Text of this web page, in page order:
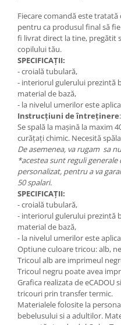
Fiecare comandă este
pentru ca produsul final să
fi livrat direct la tine, pregătit
copilului tău.
SPECIFICAȚII:
- croială tubulară,
- interiorul gulerului prezintă
material de bază,
- la nivelul umerilor este
Instrucțiuni de întreținere:
Se spală la mașină la maxim
curățați chimic. Necesită
De asemenea, va rugam sa
*acestea sunt reguli
personalizat, pentru a va
50 spalari.
SPECIFICAȚII:
- croială tubulară,
- interiorul gulerului prezintă
material de bază,
- la nivelul umerilor este
Optiune culoare tricou: alb,
Tricoul alb are imprimeul
Tricoul negru poate avea
Grafica realizata de eCADOU
tricouri prin transfer termic.
Materialele folosite la
bebelusului si a adultilor.